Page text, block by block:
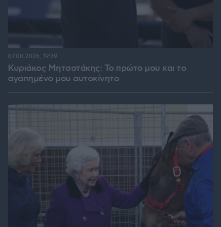
Κυριάκος Μητσοτάκης: Το πρώτο μου και το
αγαπημένο μου αυτοκίνητο
07.08.2026, 19:39